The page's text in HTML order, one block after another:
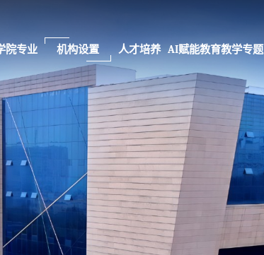
院专业 机构设置 人才培养 AI赋能教育教学专题